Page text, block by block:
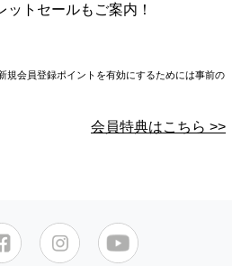
トセールもご案内！
規会員登録ポイントを有効にするためには事前の
会員特典はこちら >>